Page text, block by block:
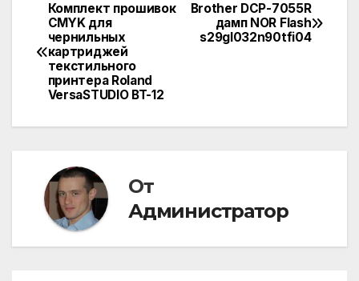
Навигация
по
записям
Brother DCP-7055R
дамп NOR Flash
s29gl032n90tfi04
Комплект прошивок
CMYK для
чернильных
картриджей
текстильного
принтера Roland
VersaSTUDIO BT-12
От
Администратор